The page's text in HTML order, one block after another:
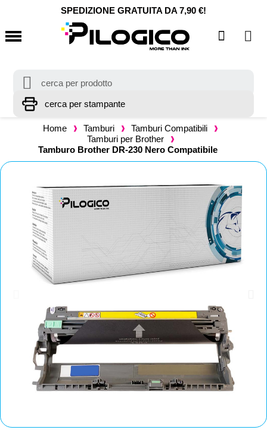
SPEDIZIONE GRATUITA DA 7,90 €!
Home Tamburi
Tamburi Compatibili
Tamburi per Brother
Tamburo Brother DR-230 Nero Compatibile